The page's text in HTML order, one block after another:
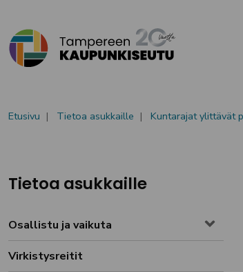
Etusivu Tietoa asukkaille Kuntarajat ylittävät
Tietoa asukkaille
Osallistu ja vaikuta
Virkistysreitit